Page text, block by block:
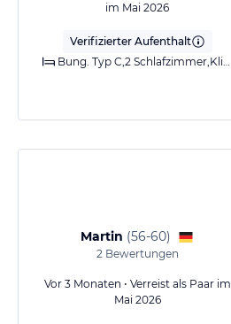
im Mai 2026
Verifizierter Aufenthalt
Bung. Typ C,2 Schlafzimmer,Klimaanlage,Heizung,Bad oder Dusche,Terrasse
Martin (56-60)
2Bewertungen
Vor 3 Monaten • Verreist als Paar im
Mai 2026